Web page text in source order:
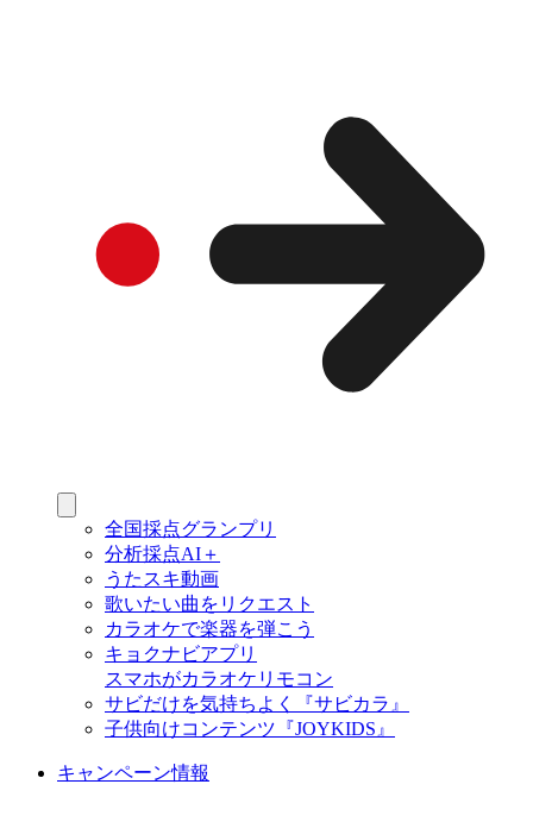
全国採点グランプリ
分析採点AI＋
うたスキ動画
歌いたい曲をリクエスト
カラオケで楽器を弾こう
キョクナビアプリ
スマホがカラオケリモコン
サビだけを気持ちよく『サビカラ』
子供向けコンテンツ『JOYKIDS』
キャンペーン情報